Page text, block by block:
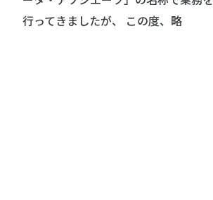
行ってきましたが、 この度、略